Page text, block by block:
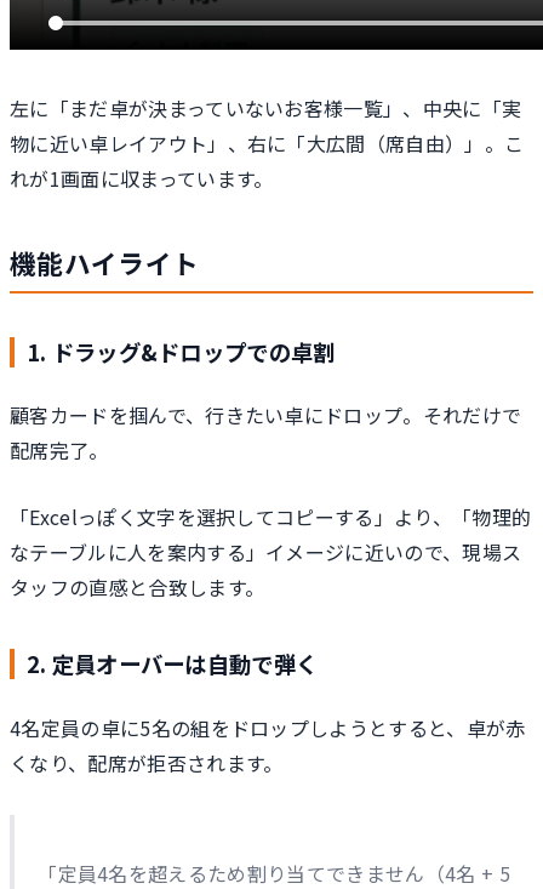
左に「まだ卓が決まっていないお客様一覧」、中央に「実
物に近い卓レイアウト」、右に「大広間（席自由）」。こ
れが1画面に収まっています。
機能ハイライト
1. ドラッグ&ドロップでの卓割
顧客カードを掴んで、行きたい卓にドロップ。それだけで
配席完了。
「Excelっぽく文字を選択してコピーする」より、「物理的
なテーブルに人を案内する」イメージに近いので、現場ス
タッフの直感と合致します。
2. 定員オーバーは自動で弾く
4名定員の卓に5名の組をドロップしようとすると、卓が赤
くなり、配席が拒否されます。
「定員4名を超えるため割り当てできません（4名 + 5